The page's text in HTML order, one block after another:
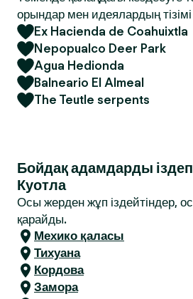
орындар мен идеялардың тізімі
Ex Hacienda de Coahuixtla
Nepopualco Deer Park
Agua Hedionda
Balneario El Almeal
The Teutle serpents
Бойдақ адамдарды іздеп
Куотла
Осы жерден жұп іздейтіндер,
қарайды.
Мехико қаласы
Тихуана
Кордова
Замора